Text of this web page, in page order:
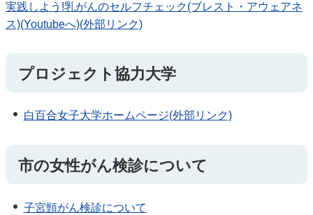
実践しよう!乳がんのセルフチェック(ブレスト・アウェアネ
ス)(Youtubeへ)(外部リンク)
プロジェクト協力大学
白百合女子大学ホームページ(外部リンク)
市の女性がん検診について
子宮頸がん検診について